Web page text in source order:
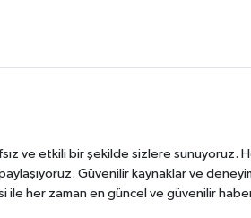
ve etkili bir şekilde sizlere sunuyoruz.
Güvenilir kaynaklar ve
her zaman en güncel ve güvenilir